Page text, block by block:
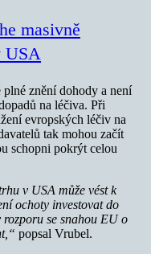
masivně
USA
znění dohody a není
na léčiva. Při
evropských léčiv na
tak mohou začít
schopni pokrýt celou
v USA může vést k
ochoty investovat do
se snahou EU o
popsal Vrubel.